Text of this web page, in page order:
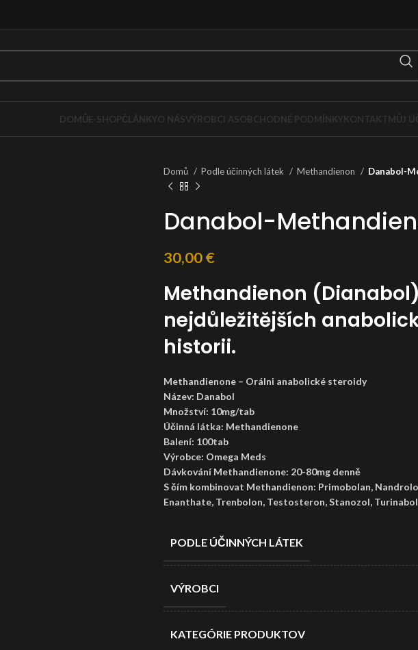
DOMŮE-SHOPČLÁNKYO NÁSVÝROBCI ASOBCHODNÉ PODMÍNKYKONTAKTMŮJ
Domů
Podle účinných látek Methandienon Danabol-
Danabol-
30,00€
Methandienon
nejdůležitějších
historii.
Methandienone – Orálni anabolické steroidy
Název: Danabol
Množství: 10mg/tab
Účinná látka: Methandienone
Balení: 100tab
Výrobce: Omega Meds
Dávkování Methandienone: 20-80mg denně
S čím kombinovat Methandienon: Primobolan,
Enanthate, Trenbolon, Testosteron, Stanozol,
PODLE ÚČINNÝCH LÁTEK
VÝROBCI
KATEGÓRIE PRODUKTOV